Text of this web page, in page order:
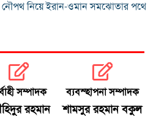
নিয়ে ইরান-ওমান সমঝোতার পথে
ক্ষমা চাইল ফিফা
প্রায় ১০ হাজার টাকা
সম্পাদক
রহমান
ব্যবস্হাপনা সম্পাদক
শামসুর রহমান বকুল